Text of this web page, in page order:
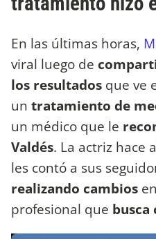
En las últimas horas,
viral luego de
los resultados que ve
un tratamiento de
un médico que le
Valdés. La actriz hace
les contó a sus
realizando cambios
profesional que